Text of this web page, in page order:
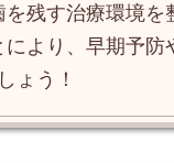
残す治療環境
より、早期予防
しょう！